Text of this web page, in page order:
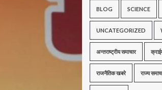
BLOG SCIENCE
UNCATEGORIZED
अन्तराष्ट्रीय समाचार
राजनैतिक खबरे राज्य